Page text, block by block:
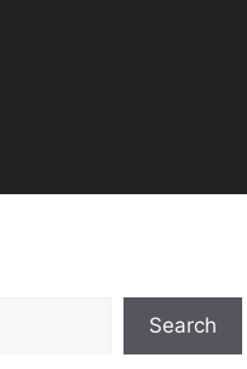
Search